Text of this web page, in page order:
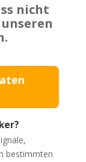
nicht
bestimmten